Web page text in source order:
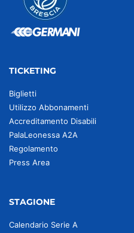
TICKETING
Biglietti
Utilizzo Abbonamenti
Accreditamento Disabili
PalaLeonessa A2A
Regolamento
Press Area
STAGIONE
Calendario Serie A